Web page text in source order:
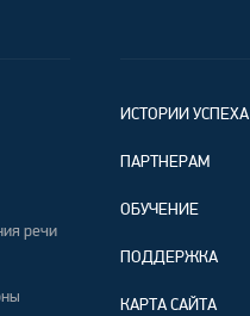
речи
ИСТОРИИ УСПЕХА
ПАРТНЕРАМ
ОБУЧЕНИЕ
ПОДДЕРЖКА
КАРТА САЙТА